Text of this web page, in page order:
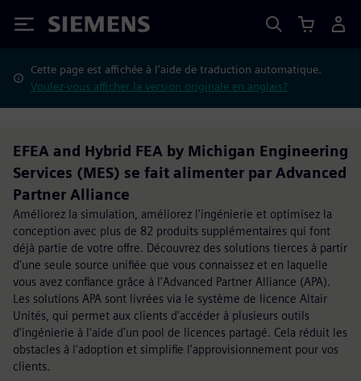
Siemens
Cette page est affichée à l'aide de traduction automatique.
Voulez-vous afficher la version originale en anglais?
EFEA and Hybrid FEA by Michigan Engineering
Services (MES) se fait alimenter par Advanced
Partner Alliance
Améliorez la simulation, améliorez l'ingénierie et optimisez la
conception avec plus de 82 produits supplémentaires qui font
déjà partie de votre offre. Découvrez des solutions tierces à partir
d'une seule source unifiée que vous connaissez et en laquelle
vous avez confiance grâce à l'Advanced Partner Alliance (APA).
Les solutions APA sont livrées via le système de licence Altair
Unités, qui permet aux clients d'accéder à plusieurs outils
d'ingénierie à l'aide d'un pool de licences partagé. Cela réduit les
obstacles à l'adoption et simplifie l'approvisionnement pour vos
clients.